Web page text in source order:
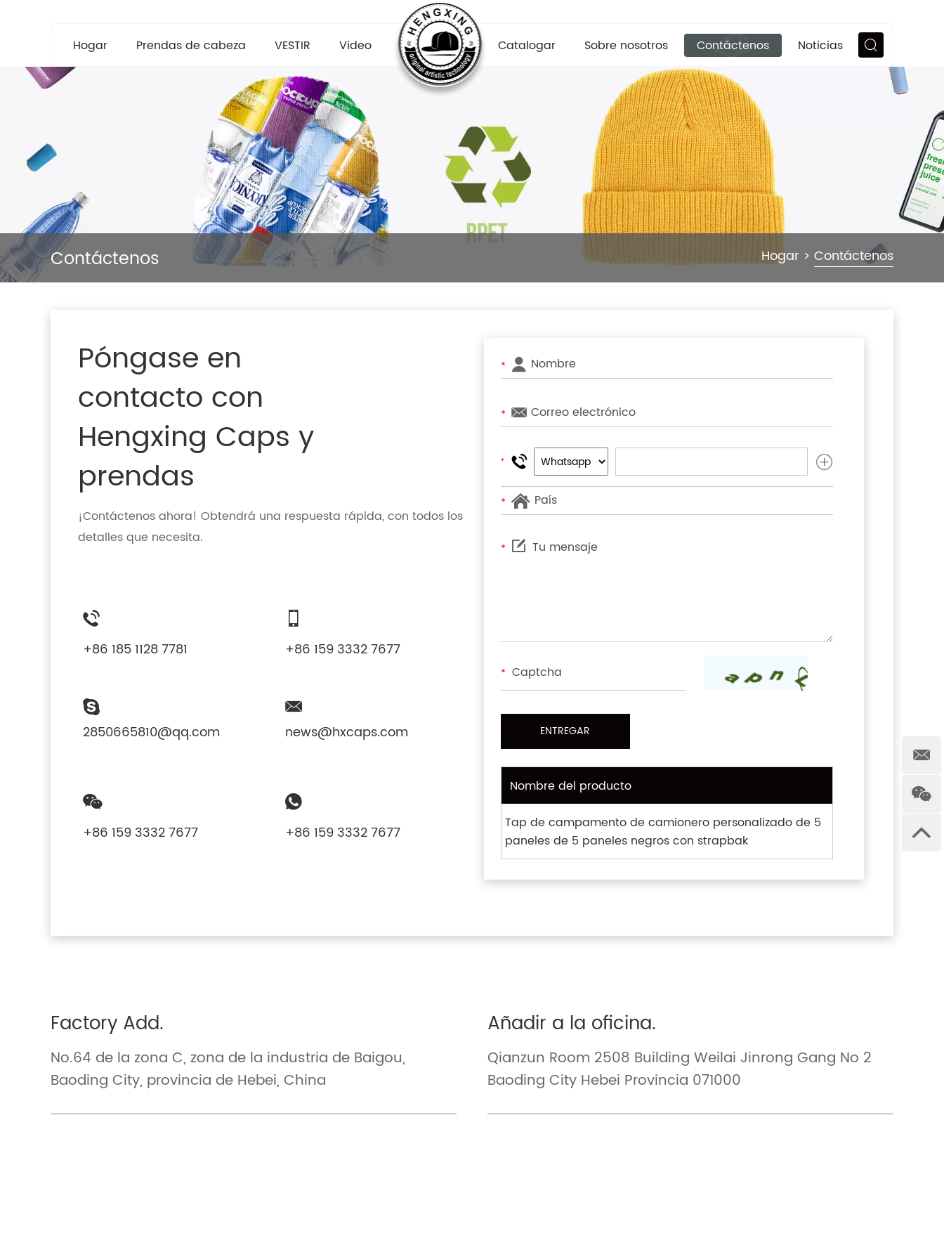
Hogar Prendas de cabeza VESTIR Video Catalogar Sobre nosotros Contáctenos Noticias
Contáctenos Hogar > Contáctenos
Póngase en
contacto con
Hengxing Caps y
prendas
¡Contáctenos ahora! Obtendrá una respuesta rápida, con todos los
detalles que necesita.
+86 185 1128 7781 +86 159 3332 7677
2850665810@qq.com news@hxcaps.com
+86 159 3332 7677 +86 159 3332 7677
*
*
*
*
*
*
Nombre del producto
Tap de campamento de camionero personalizado de 5
paneles de 5 paneles negros con strapbak
Factory Add.
No.64 de la zona C, zona de la industria de Baigou,
Baoding City, provincia de Hebei, China
Añadir a la oficina.
Qianzun Room 2508 Building Weilai Jinrong Gang No 2
Baoding City Hebei Provincia 071000